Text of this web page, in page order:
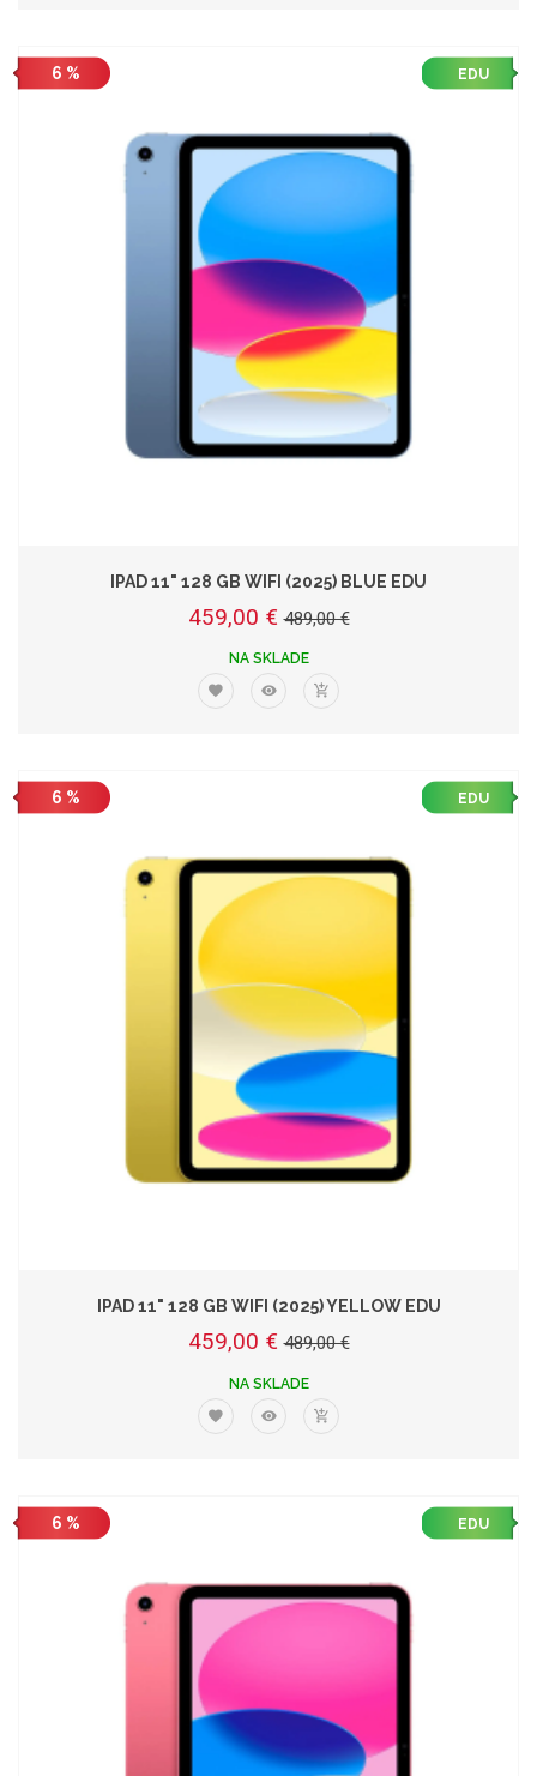
6 % EDU
IPAD 11" 128 GB WIFI (2025) BLUE EDU
459,00 € 489,00 €
NA SKLADE
6 % EDU
IPAD 11" 128 GB WIFI (2025) YELLOW EDU
459,00 € 489,00 €
NA SKLADE
6 % EDU